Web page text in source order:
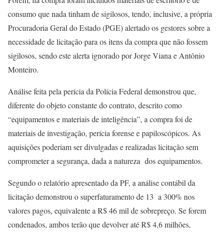
consumo que nada tinham de sigilosos, tendo, inclusive, a própria
Procuradoria Geral do Estado (PGE) alertado os gestores sobre a
necessidade de licitação para os itens da compra que não fossem
sigilosos, sendo este alerta ignorado por Jorge Viana e Antônio
Monteiro.
Análise feita pela perícia da Polícia Federal demonstrou que,
diferente do objeto constante do contrato, descrito como
“equipamentos e materiais de inteligência”, a compra foi de
materiais de investigação, perícia forense e papiloscópicos. As
aquisições poderiam ser divulgadas e realizadas licitação sem
comprometer a segurança, dada a natureza dos equipamentos.
Segundo o relatório apresentado da PF, a análise contábil da
licitação demonstrou o superfaturamento de 13 a 300% nos
valores pagos, equivalente a R$ 46 mil de sobrepreço. Se forem
condenados, ambos terão que devolver até R$ 4,6 milhões,